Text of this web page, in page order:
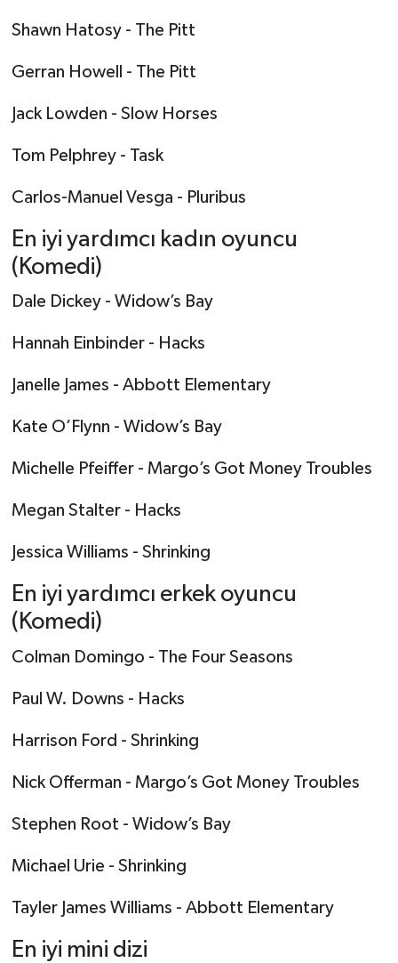
Shawn Hatosy - The Pitt
Gerran Howell - The Pitt
Jack Lowden - Slow Horses
Tom Pelphrey - Task
Carlos-Manuel Vesga - Pluribus
En iyi yardımcı kadın oyuncu
(Komedi)
Dale Dickey - Widow’s Bay
Hannah Einbinder - Hacks
Janelle James - Abbott Elementary
Kate O’Flynn - Widow’s Bay
Michelle Pfeiffer - Margo’s Got Money Troubles
Megan Stalter - Hacks
Jessica Williams - Shrinking
En iyi yardımcı erkek oyuncu
(Komedi)
Colman Domingo - The Four Seasons
Paul W. Downs - Hacks
Harrison Ford - Shrinking
Nick Offerman - Margo’s Got Money Troubles
Stephen Root - Widow’s Bay
Michael Urie - Shrinking
Tayler James Williams - Abbott Elementary
En iyi mini dizi